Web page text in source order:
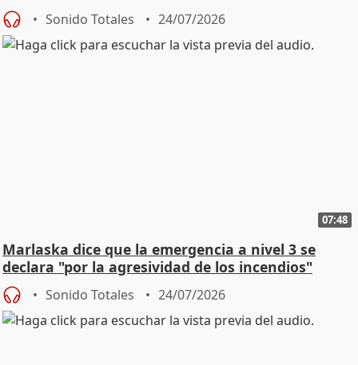
Sonido Totales 24/07/2026
07:48
Marlaska dice que la emergencia a nivel 3 se
declara "por la agresividad de los incendios"
Sonido Totales 24/07/2026